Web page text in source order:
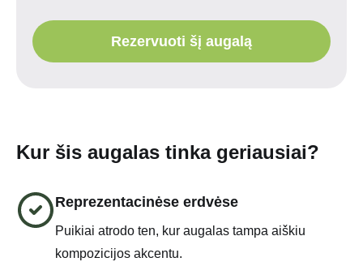
Rezervuoti šį augalą
Kur šis augalas tinka geriausiai?
Reprezentacinėse erdvėse
Puikiai atrodo ten, kur augalas tampa aiškiu
kompozicijos akcentu.